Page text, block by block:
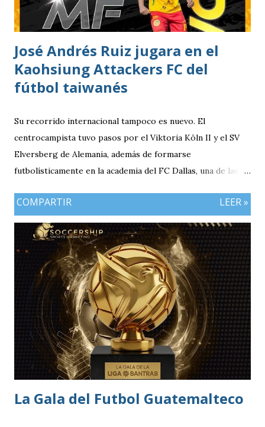
José Andrés Ruiz jugara en el
Kaohsiung Attackers FC del
fútbol taiwanés
Su recorrido internacional tampoco es nuevo. El
centrocampista tuvo pasos por el Viktoria Köln II y el SV
Elversberg de Alemania, además de formarse
futbolísticamente en la academia del FC Dallas, una de las
experiencia que marcó el inicio de su desarrollo como
Kaohsiung Attackers FC, una institución de crecimiento
reciente dentro del fútbol taiwanés. El club nació en 2016
con su equipo femenino y fue hasta 2025 cuando creó su
rama masculina, la cual comenzó su recorrido en la Segunda
División antes de conseguir el ascenso a la máxima
categoría.
COMPARTIR LEER »
La Gala del Futbol Guatemalteco